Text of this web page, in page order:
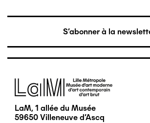
S'abonner à la
Image
LaM, 1 allée du Musée
59650 Villeneuve d'Ascq